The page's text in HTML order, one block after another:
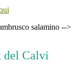
salamino -->
del Calvi